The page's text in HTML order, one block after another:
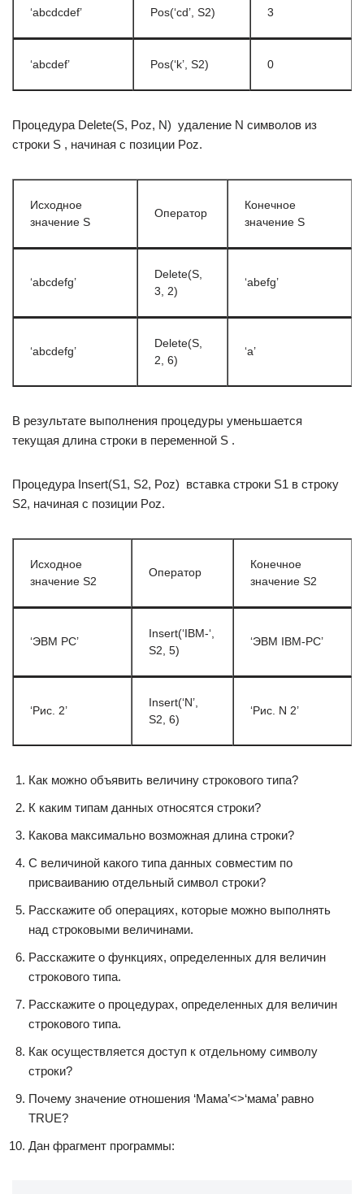
‘abcdcdef’ Pos(‘cd’, S2) 3
‘abcdef’ Pos(‘k’, S2) 0
Процедура Delete(S, Poz, N)  удаление N символов из
строки S , начиная с позиции Poz.
Исходное
значение S
Оператор
Конечное
значение S
‘abcdefg’
Delete(S,
3, 2)
‘abefg’
‘abcdefg’
Delete(S,
2, 6)
‘a’
В результате выполнения процедуры уменьшается
текущая длина строки в переменной S .
Процедура Insert(S1, S2, Poz)  вставка строки S1 в строку
S2, начиная с позиции Poz.
Исходное
значение S2
Оператор
Конечное
значение S2
‘ЭВМ РС’
Insert(‘IBM-‘,
S2, 5)
‘ЭВМ IBM-PC’
‘Рис. 2’
Insert(‘N’,
S2, 6)
‘Рис. N 2’
Как можно объявить величину строкового типа?
К каким типам данных относятся строки?
Какова максимально возможная длина строки?
С величиной какого типа данных совместим по
присваиванию отдельный символ строки?
Расскажите об операциях, которые можно выполнять
над строковыми величинами.
Расскажите о функциях, определенных для величин
строкового типа.
Расскажите о процедурах, определенных для величин
строкового типа.
Как осуществляется доступ к отдельному символу
строки?
Почему значение отношения ‘Мама’<>‘мама’ равно
TRUE?
Дан фрагмент программы: